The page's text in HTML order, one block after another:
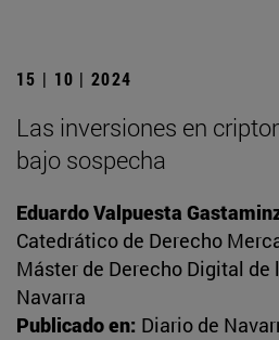
15 | 10 | 2024
Las inversiones en
bajo sospecha
Eduardo Valpuesta
Catedrático de Derecho
Máster de Derecho Digital de
Navarra
Publicado en: Diario de